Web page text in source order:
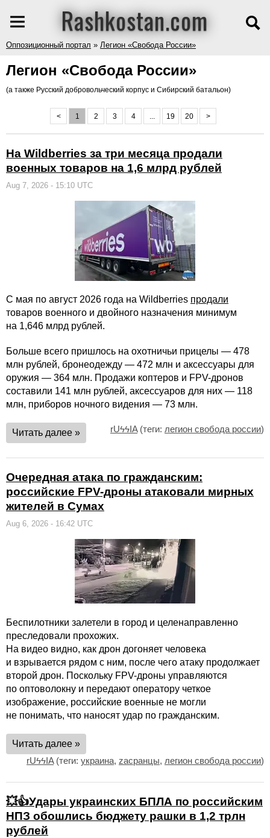
Rashkostan.com
Оппозиционный портал » Легион «Свобода России»
Легион «Свобода России»
(а также Русский добровольческий корпус и Сибирский батальон)
< 1 2 3 4 ... 19 20 >
На Wildberries за три месяца продали
военных товаров на 1,6 млрд рублей
Aug 7, 2026 - 15:10 UTC
С мая по август 2026 года на Wildberries продали
товаров военного и двойного назначения минимум
на 1,646 млрд рублей.
Больше всего пришлось на охотничьи прицелы — 478
млн рублей, бронеодежду — 472 млн и аксессуары для
оружия — 364 млн. Продажи коптеров и FPV-дронов
составили 141 млн рублей, аксессуаров для них — 118
млн, приборов ночного видения — 73 млн.
Читать далее » rUϟϟIA(теги: легион свобода россии)
Очередная атака по гражданским:
российские FPV-дроны атаковали мирных
жителей в Сумах
Aug 6, 2026 - 16:42 UTC
Беспилотники залетели в город и целенаправленно
преследовали прохожих.
На видео видно, как дрон догоняет человека
и взрывается рядом с ним, после чего атаку продолжает
второй дрон. Поскольку FPV-дроны управляются
по оптоволокну и передают оператору четкое
изображение, российские военные не могли
не понимать, что наносят удар по гражданским.
Читать далее »
rUϟϟIA(теги: украина, zасранцы, легион свобода россии)
💥👍Удары украинских БПЛА по российским
НПЗ обошлись бюджету рашки в 1,2 трлн
рублей